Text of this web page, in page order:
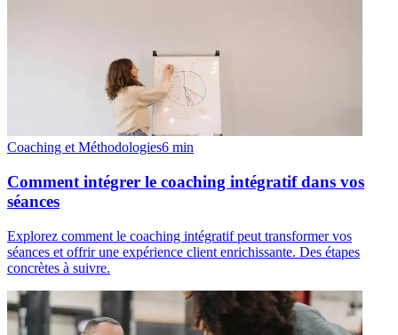
Coaching et Méthodologies6 min
Comment intégrer le coaching intégratif dans vos
séances
Explorez comment le coaching intégratif peut transformer vos
séances et offrir une expérience client enrichissante. Des étapes
concrètes à suivre.